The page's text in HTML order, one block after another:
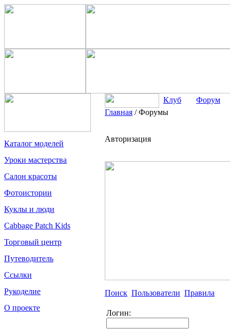
Каталог моделей
Уроки мастерства
Салон красоты
Фотоистории
Куклы и люди
Cabbage Patch Kids
Торговый центр
Путеводитель
Ссылки
Рукоделие
О проекте
Клуб
Форум
Главная /Форумы
Авторизация
Поиск Пользователи Правила
Логин: